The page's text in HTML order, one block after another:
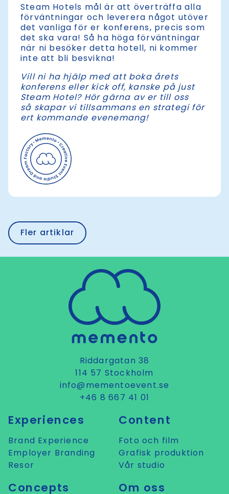
Steam Hotels mål är att överträffa alla
förväntningar och leverera något utöver
det vanliga för er konferens, precis som
det ska vara! Så ha höga förväntningar
när ni besöker detta hotell, ni kommer
inte att bli besvikna!
Vill ni ha hjälp med att boka årets
konferens eller kick off, kanske på just
Steam Hotel? Hör gärna av er till oss
så skapar vi tillsammans en strategi för
ert kommande evenemang!
Fler artiklar
Riddargatan 38
114 57 Stockholm
info@mementoevent.se
+46 8 667 41 01
Experiences
Brand Experience
Employer Branding
Resor
Content
Foto och film
Grafisk produktion
Vår studio
Concepts Om oss